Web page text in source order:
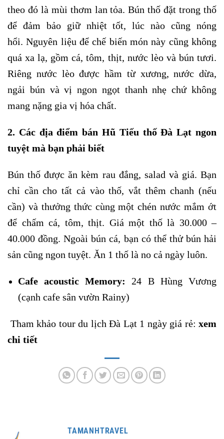
theo đó là mùi thơm lan tỏa. Bún thố đặt trong thố
để đảm bảo giữ nhiệt tốt, lúc nào cũng nóng
hổi. Nguyên liệu để chế biến món này cũng không
quá xa lạ, gồm cá, tôm, thịt, nước lèo và bún tươi.
Riêng nước lèo được hầm từ xương, nước dừa,
ngải bún và vị ngon ngọt thanh nhẹ chứ không
mang nặng gia vị hóa chất.
2. Các địa điểm bán Hũ Tiếu thố Đà Lạt ngon
tuyệt mà bạn phải biết
Bún thố được ăn kèm rau đắng, salad và giá. Bạn
chỉ cần cho tất cả vào thố, vắt thêm chanh (nếu
cần) và thưởng thức cùng một chén nước mắm ớt
để chấm cá, tôm, thịt. Giá một thố là 30.000 –
40.000 đồng. Ngoài bún cá, bạn có thể thử bún hải
sản cũng ngon tuyệt. Ăn 1 thố là no cả ngày luôn.
Cafe acoustic Memory:
24 B Hùng Vương
(cạnh cafe sân vườn Rainy)
Tham khảo tour du lịch Đà Lạt 1 ngày giá rẻ: xem
chi tiết
TAMANHTRAVEL